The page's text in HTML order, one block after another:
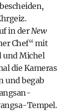
in derNew
Chef“ mit
und Michel
die Kameras
und begab
Tempel.